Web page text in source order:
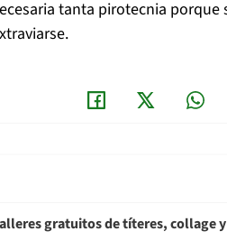
tanta pirotecnia porque
gratuitos de títeres, collage